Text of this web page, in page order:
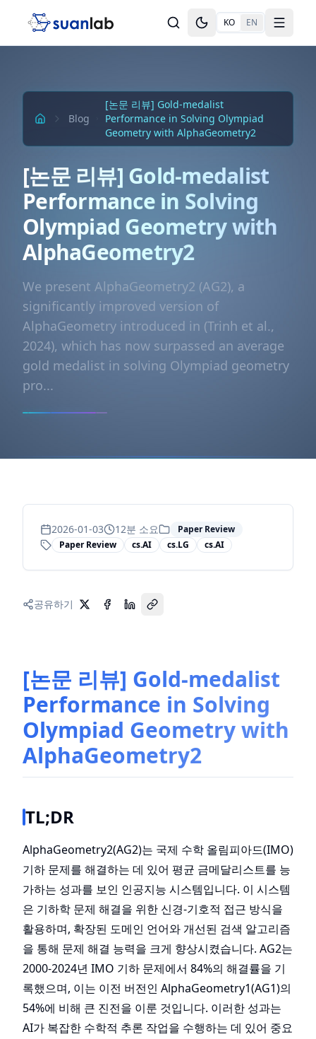
Toggle theme
KO EN Toggle
Blog
[논문 리뷰] Gold-medalist
Performance in Solving Olympiad
Geometry with AlphaGeometry2
[논문 리뷰] Gold-medalist
Performance in Solving
Olympiad Geometry with
AlphaGeometry2
We present AlphaGeometry2 (AG2), a
significantly improved version of
AlphaGeometry introduced in (Trinh et al.,
2024), which has now surpassed an average
gold medalist in solving Olympiad geometry
pro...
2026-01-03 12분 소요
Paper Review
Paper Review
cs.AI cs.LG cs.AI
공유하기
[논문 리뷰] Gold-medalist
Performance in Solving
Olympiad Geometry with
AlphaGeometry2
TL;DR
AlphaGeometry2(AG2)는 국제 수학 올림피아드(IMO)
기하 문제를 해결하는 데 있어 평균 금메달리스트를 능
가하는 성과를 보인 인공지능 시스템입니다. 이 시스템
은 기하학 문제 해결을 위한 신경-기호적 접근 방식을
활용하며, 확장된 도메인 언어와 개선된 검색 알고리즘
을 통해 문제 해결 능력을 크게 향상시켰습니다. AG2는
2000-2024년 IMO 기하 문제에서 84%의 해결률을 기
록했으며, 이는 이전 버전인 AlphaGeometry1(AG1)의
54%에 비해 큰 진전을 이룬 것입니다. 이러한 성과는
AI가 복잡한 수학적 추론 작업을 수행하는 데 있어 중요